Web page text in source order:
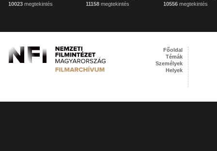
10023 megtekintés
11158 megtekintés
10556 megtekintés
Főoldal
Témák
Személyek
Helyek